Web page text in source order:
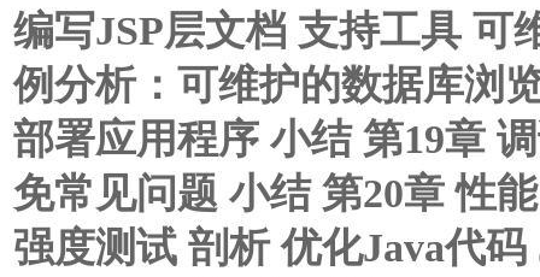
编写JSP层文档 支持工具 可
例分析：可维护的数据库浏
部署应用程序 小结 第19章
免常见问题 小结 第20章 性
强度测试 剖析 优化Java代